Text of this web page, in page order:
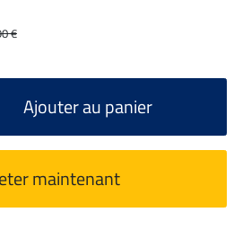
€
Ajouter au panier
maintenant